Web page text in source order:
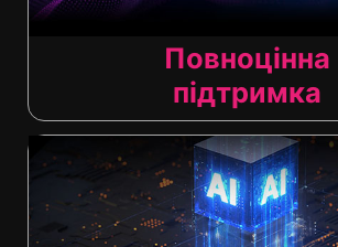
Повноцінна
підтримка